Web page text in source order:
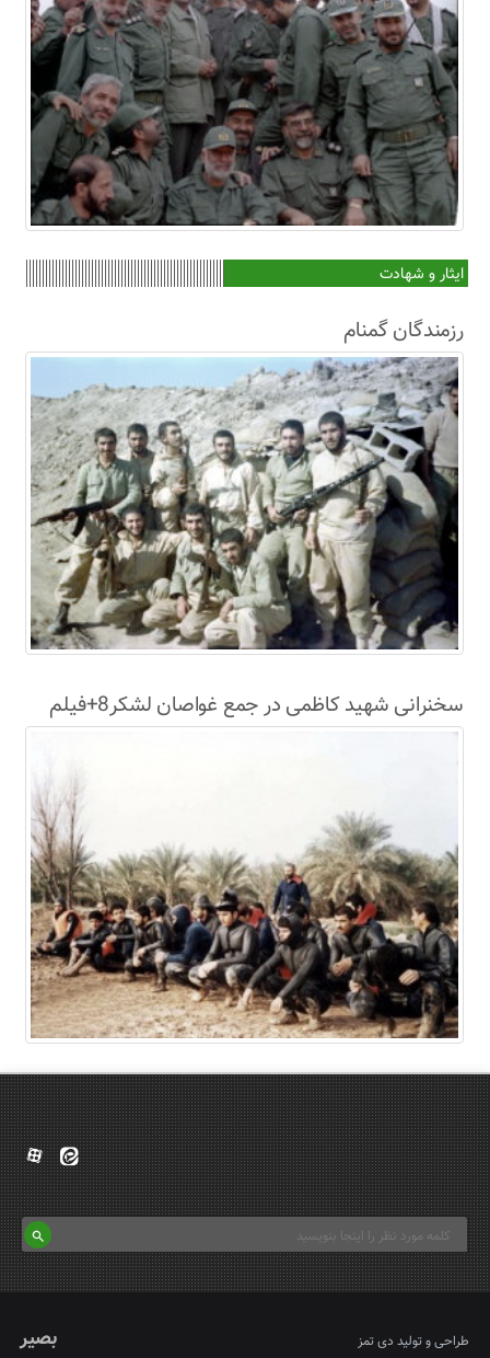
ایثار و شهادت
رزمندگان گمنام
سخنرانی شهید کاظمی در جمع غواصان لشکر8+فیلم
طراحی و تولید دی تمز بصیر